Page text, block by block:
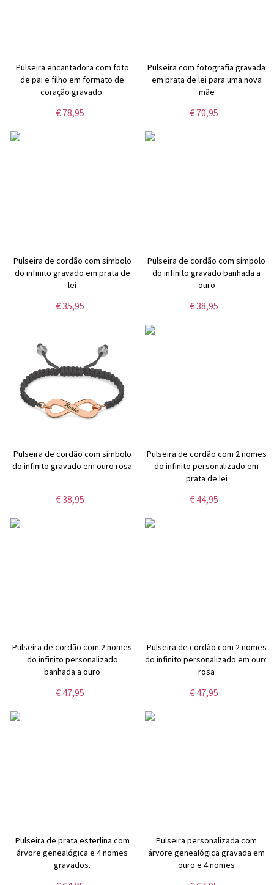
Pulseira encantadora com foto
de pai e filho em formato de
coração gravado.
€ 78,95
Pulseira com fotografia gravada
em prata de lei para uma nova
mãe
€ 70,95
Pulseira de cordão com símbolo
do infinito gravado em prata de
lei
€ 35,95
Pulseira de cordão com símbolo
do infinito gravado banhada a
ouro
€ 38,95
Pulseira de cordão com símbolo
do infinito gravado em ouro rosa
€ 38,95
Pulseira de cordão com 2 nomes
do infinito personalizado em
prata de lei
€ 44,95
Pulseira de cordão com 2 nomes
do infinito personalizado
banhada a ouro
€ 47,95
Pulseira de cordão com 2 nomes
do infinito personalizado em ouro
rosa
€ 47,95
Pulseira de prata esterlina com
árvore genealógica e 4 nomes
gravados.
Pulseira personalizada com
árvore genealógica gravada em
ouro e 4 nomes